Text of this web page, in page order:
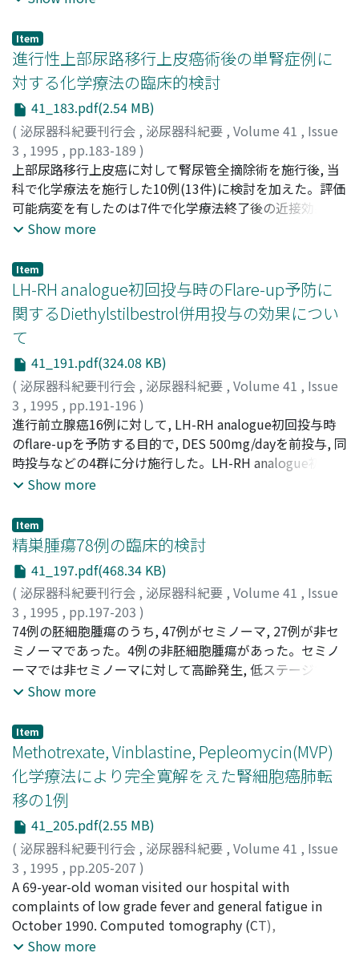
Item
進行性上部尿路移行上皮癌術後の単腎症例に
対する化学療法の臨床的検討
41_183.pdf(2.54 MB)
( 泌尿器科紀要刊行会 , 泌尿器科紀要 , Volume 41 , Issue
3 , 1995 , pp.183-189 )
辻村, 晃;高山, 仁志;月川, 真;今津, 哲央;菅尾, 英木;高羽,
津;Tsujimura, Akira; Takayama, Hitoshi;Tsukikawa,
Makoto;Imazu, Tetsuo;Sugao, Hideki;Takaha, Minato
上部尿路移行上皮癌に対して腎尿管全摘除術を施行後, 当
科で化学療法を施行した10例(13件)に検討を加えた。評価
可能病変を有したのは7件で化学療法終了後の近接効果判
定ではCR 2件, PR 4件, NC 1件で, 奏効率は86%であった。
間は15ヵ月, 現在生存中は6例でその平均術後観察期間は
31ヵ月, 10例全例での平均術後観察期間は25ヵ月であっ
た。副作用としては脱毛, 悪心嘔吐および全身倦怠感は13
件, 口内炎は5件, 肝機能障害は4件に認められた。骨髄機
能障害として白血球減少症を3件, 貧血を8件, 血小板減少
症を6件に認めた
Show more
Item
LH-RH analogue初回投与時のFlare-up予防に
関するDiethylstilbestrol併用投与の効果につい
て
41_191.pdf(324.08 KB)
( 泌尿器科紀要刊行会 , 泌尿器科紀要 , Volume 41 , Issue
3 , 1995 , pp.191-196 )
竹内, 信一;吉田, 謙一郎;遠坂, 顕;小林, 信幸;東, 四雄;根
岸, 壮治;Takeuchi, Shin-ichi ;Yoshida, Ken-ichiro;
Tosaka, Akira;Kobayashi, Nobuyuki;Higashi, Yotsuo
Negishi, Takeharu
進行前立腺癌16例に対して, LH-RH analogue初回投与時
のflare-upを予防する目的で, DES 500mg/dayを前投与, 同
時投与などの4群に分け施行した。LH-RH analogue初回投
与時のflare-up予防にはDES 500mg/dayをLH-RH
ある
Show more
Item
精巣腫瘍78例の臨床的検討
41_197.pdf(468.34 KB)
( 泌尿器科紀要刊行会 , 泌尿器科紀要 , Volume 41 , Issue
3 , 1995 , pp.197-203 )
鈴木, 和浩;小沢, 雅史; 中里, 晴樹;黒川, 公平; 林, 雅道;神
保, 進;小林, 幹男;鈴木, 孝憲;今井, 強一;山中, 英寿;
Suzuki, Kazuhiro;Ozawa, Masashi;Nakazato, Haruki
Kurokawa, Kohei
Yamanaka, Hidetoshi
74例の胚細胞腫瘍のうち, 47例がセミノーマ, 27例が非セ
ミノーマであった。4例の非胚細胞腫瘍があった。セミノ
ーマでは非セミノーマに対して高齢発生, 低ステージであ
った。病期1では経過観察した1歳の卵黄嚢腫瘍の1例が再
に照射療法を施行した3例のセミノーマ, および非セミノー
マで再発が認められた。1例のみ救命可能であった。病期3
では1例が再発, 5例が初回治療より抵抗性を示した。前例
死亡した
Show more
Item
Methotrexate, Vinblastine, Pepleomycin(MVP)
化学療法により完全寛解をえた腎細胞癌肺転
移の1例
41_205.pdf(2.55 MB)
( 泌尿器科紀要刊行会 , 泌尿器科紀要 , Volume 41 , Issue
3 , 1995 , pp.205-207 )
玉木, 正義;前田, 真一;岩田, 英樹;山本, 直樹;栗山, 学
義人;河田, 幸道;Tamaki, Masayoshi;Maeda, Shin-ichi
Iwata, Hideki; Yamamoto, Naoki;Kuriyama, Manabu
Ban, Yoshito;Kawada, Yukimichi
A 69-year-old woman visited our hospital with
complaints of low grade fever and general fatigue in
October 1990. Computed tomography (CT),
ultrasonogram, and renal arteriography showed left
Show more